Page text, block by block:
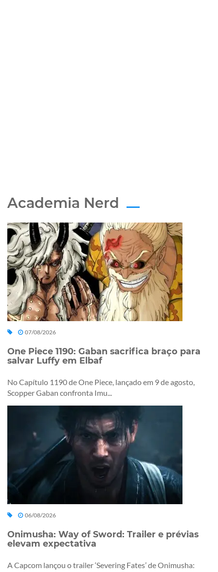
Academia Nerd
07/08/2026
One Piece 1190: Gaban sacrifica braço para
salvar Luffy em Elbaf
No Capítulo 1190 de One Piece, lançado em 9 de agosto,
Scopper Gaban confronta Imu...
06/08/2026
Onimusha: Way of Sword: Trailer e prévias
elevam expectativa
A Capcom lançou o trailer ‘Severing Fates’ de Onimusha: